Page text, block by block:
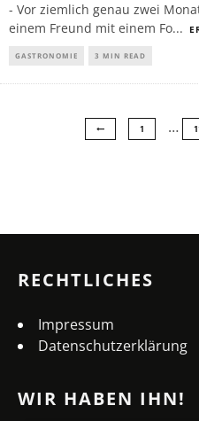
- Vor ziemlich genau zwei
einem Freund mit einem Fo...
GASTRONOMIE 3 MIN READ
1 …
RECHTLICHES
Impressum
Datenschutzerklärung
WIR HABEN IHN!